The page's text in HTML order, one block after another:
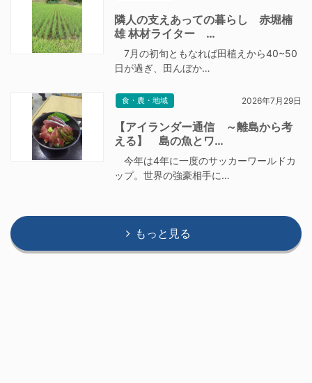
隣人の支えあっての暮らし 赤堀楠
雄 林材ライター …
7月の初旬ともなれば田植えから40~50
日が過ぎ、田んぼか…
食・農・地域 2026年7月29日
【アイランダー通信 ～離島から考
える】 島の魚とワ…
今年は4年に一度のサッカーワールドカ
ップ。世界の強豪相手に…
もっと見る